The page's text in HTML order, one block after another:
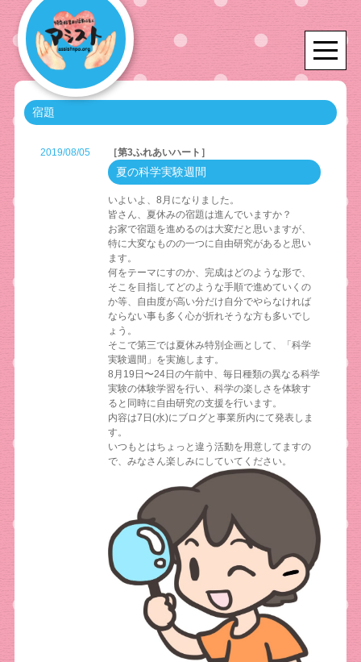
宿題
2019/08/05 ［第3ふれあいハート］
夏の科学実験週間
いよいよ、8月になりました。
皆さん、夏休みの宿題は進んでいますか？
お家で宿題を進めるのは大変だと思いますが、
特に大変なものの一つに自由研究があると思い
ます。
何をテーマにすのか、完成はどのような形で、
そこを目指してどのような手順で進めていくの
か等、自由度が高い分だけ自分でやらなければ
ならない事も多く心が折れそうな方も多いでし
ょう。
そこで第三では夏休み特別企画として、「科学
実験週間」を実施します。
8月19日〜24日の午前中、毎日種類の異なる科学
実験の体験学習を行い、科学の楽しさを体験す
ると同時に自由研究の支援を行います。
内容は7日(水)にブログと事業所内にて発表しま
す。
いつもとはちょっと違う活動を用意してますの
で、みなさん楽しみにしていてください。